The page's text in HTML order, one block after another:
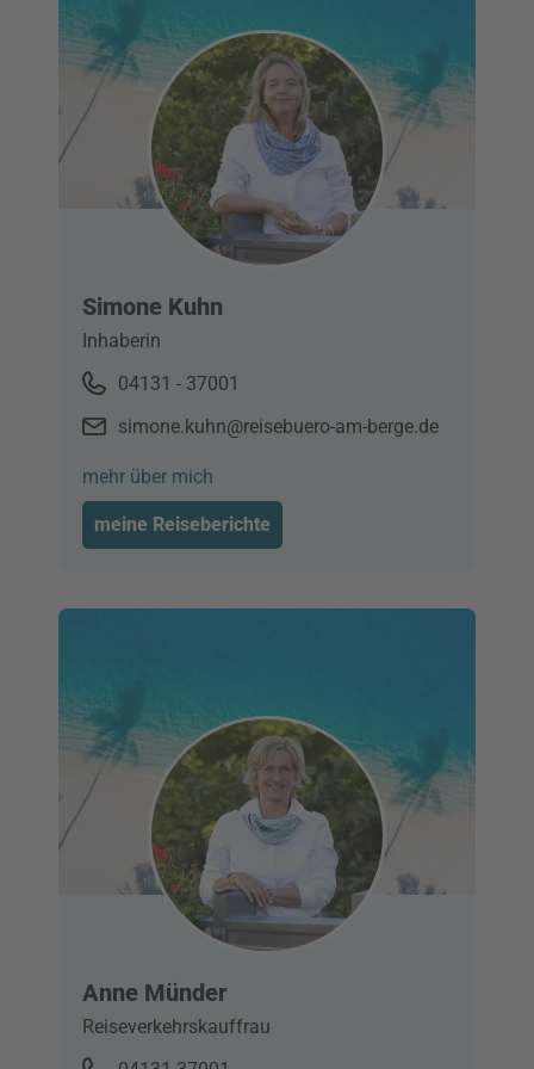
Simone Kuhn
Inhaberin
04131 - 37001
simone.kuhn@reisebuero-am-berge.de
mehr über mich
meine Reiseberichte
Anne Münder
Reiseverkehrskauffrau